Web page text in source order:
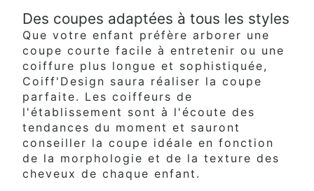
Des coupes adaptées à tous les styles
Que votre enfant préfère arborer une
coupe courte facile à entretenir ou une
coiffure plus longue et sophistiquée,
Coiff'Design saura réaliser la coupe
parfaite. Les coiffeurs de
l'établissement sont à l'écoute des
tendances du moment et sauront
conseiller la coupe idéale en fonction
de la morphologie et de la texture des
cheveux de chaque enfant.